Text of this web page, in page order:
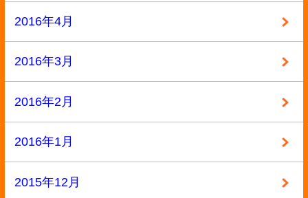
2013年9月
カテゴリー
専門書
小説・ラノベ